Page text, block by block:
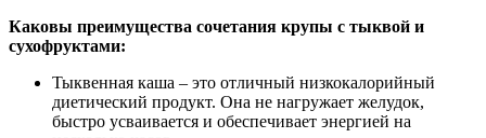
Каковы преимущества сочетания крупы с тыквой и
сухофруктами:
Тыквенная каша – это отличный низкокалорийный
диетический продукт. Она не нагружает желудок,
быстро усваивается и обеспечивает энергией на